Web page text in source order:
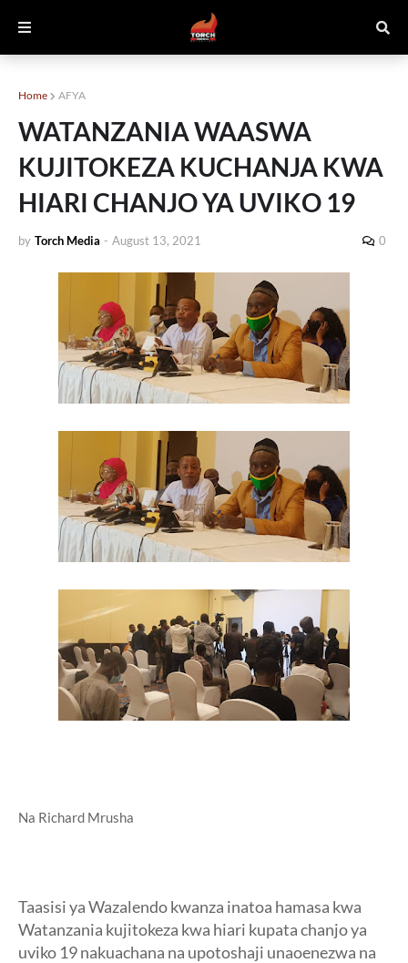
Home AFYA
WATANZANIA WAASWA
KUJITOKEZA KUCHANJA KWA
HIARI CHANJO YA UVIKO 19
by Torch Media - August 13, 2021 0
Na Richard Mrusha
Taasisi ya Wazalendo kwanza inatoa hamasa kwa
Watanzania kujitokeza kwa hiari kupata chanjo ya
uviko 19 nakuachana na upotoshaji unaoenezwa na